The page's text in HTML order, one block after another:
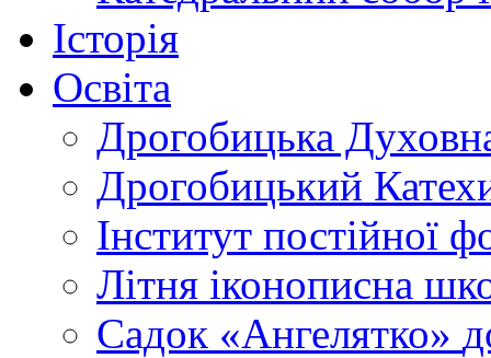
Історія
Освіта
Дрогобицька
Дрогобицький
Інститут постійної
Літня іконописна
Садок «Ангелятко»